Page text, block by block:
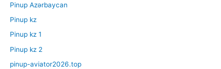
Pinup Azərbaycan
Pinup kz
Pinup kz 1
Pinup kz 2
pinup-aviator2026.top